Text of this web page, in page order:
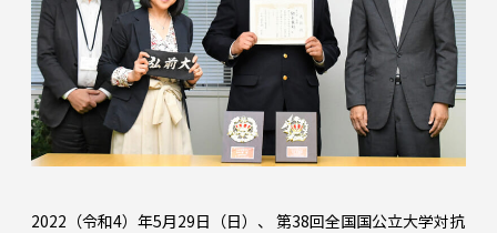
2022（令和4）年5月29日（日）、 第38回全国国公立大学対抗